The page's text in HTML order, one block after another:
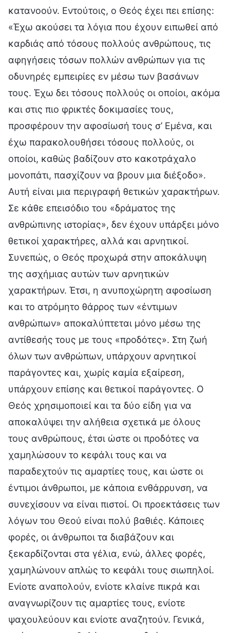
κατανοούν. Εντούτοις, ο Θεός έχει πει επίσης:
«Έχω ακούσει τα λόγια που έχουν ειπωθεί από
καρδιάς από τόσους πολλούς ανθρώπους, τις
αφηγήσεις τόσων πολλών ανθρώπων για τις
οδυνηρές εμπειρίες εν μέσω των βασάνων
τους. Έχω δει τόσους πολλούς οι οποίοι, ακόμα
και στις πιο φρικτές δοκιμασίες τους,
προσφέρουν την αφοσίωσή τους σ’ Εμένα, και
έχω παρακολουθήσει τόσους πολλούς, οι
οποίοι, καθώς βαδίζουν στο κακοτράχαλο
μονοπάτι, πασχίζουν να βρουν μια διέξοδο».
Αυτή είναι μια περιγραφή θετικών χαρακτήρων.
Σε κάθε επεισόδιο του «δράματος της
ανθρώπινης ιστορίας», δεν έχουν υπάρξει μόνο
θετικοί χαρακτήρες, αλλά και αρνητικοί.
Συνεπώς, ο Θεός προχωρά στην αποκάλυψη
της ασχήμιας αυτών των αρνητικών
χαρακτήρων. Έτσι, η ανυποχώρητη αφοσίωση
και το ατρόμητο θάρρος των «έντιμων
ανθρώπων» αποκαλύπτεται μόνο μέσω της
αντίθεσής τους με τους «προδότες». Στη ζωή
όλων των ανθρώπων, υπάρχουν αρνητικοί
παράγοντες και, χωρίς καμία εξαίρεση,
υπάρχουν επίσης και θετικοί παράγοντες. Ο
Θεός χρησιμοποιεί και τα δύο είδη για να
αποκαλύψει την αλήθεια σχετικά με όλους
τους ανθρώπους, έτσι ώστε οι προδότες να
χαμηλώσουν το κεφάλι τους και να
παραδεχτούν τις αμαρτίες τους, και ώστε οι
έντιμοι άνθρωποι, με κάποια ενθάρρυνση, να
συνεχίσουν να είναι πιστοί. Οι προεκτάσεις των
λόγων του Θεού είναι πολύ βαθιές. Κάποιες
φορές, οι άνθρωποι τα διαβάζουν και
ξεκαρδίζονται στα γέλια, ενώ, άλλες φορές,
χαμηλώνουν απλώς το κεφάλι τους σιωπηλοί.
Ενίοτε αναπολούν, ενίοτε κλαίνε πικρά και
αναγνωρίζουν τις αμαρτίες τους, ενίοτε
ψαχουλεύουν και ενίοτε αναζητούν. Γενικά,